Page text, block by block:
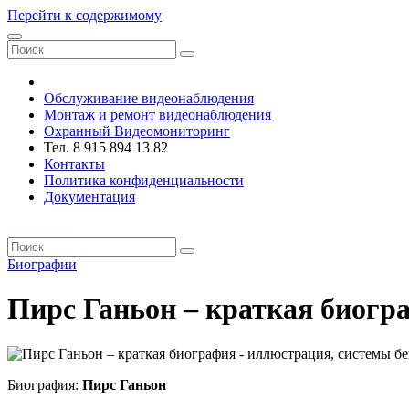
Перейти к содержимому
Обслуживание видеонаблюдения
Монтаж и ремонт видеонаблюдения
Охранный Видеомониторинг
Тел. 8 915 894 13 82
Контакты
Политика конфиденциальности
Документация
Биографии
Пирс Ганьон – краткая
Биография: Пирс Ганьон